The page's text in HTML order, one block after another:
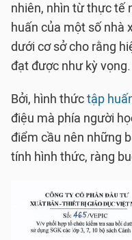
nhiên, nhìn từ thực tế
huấn của một số nhà
dưới cơ sở cho rằng
đạt được như kỳ vọng.
Bởi, hình thứctập
điệu mà phía người
điểm cầu nên những
tính hình thức, ràng